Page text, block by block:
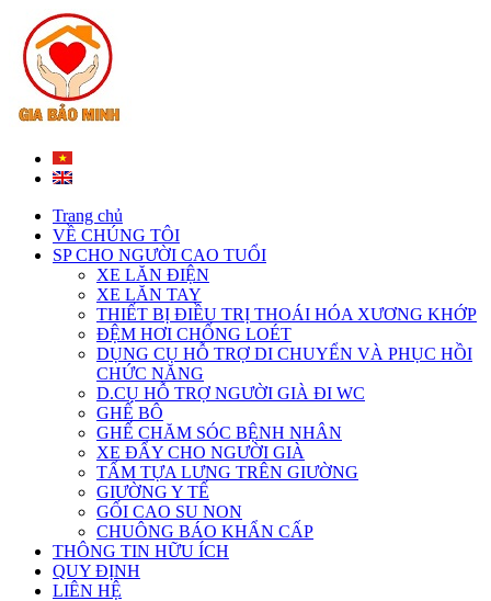
Trang chủ
VỀ CHÚNG TÔI
SP CHO NGƯỜI CAO TUỔI
XE LĂN ĐIỆN
XE LĂN TAY
THIẾT BỊ ĐIỀU TRỊ THOÁI HÓA XƯƠNG KHỚP
ĐỆM HƠI CHỐNG LOÉT
DỤNG CỤ HỖ TRỢ DI CHUYỂN VÀ PHỤC HỒI
CHỨC NĂNG
D.CỤ HỖ TRỢ NGƯỜI GIÀ ĐI WC
GHẾ BÔ
GHẾ CHĂM SÓC BỆNH NHÂN
XE ĐẨY CHO NGƯỜI GIÀ
TẤM TỰA LƯNG TRÊN GIƯỜNG
GIƯỜNG Y TẾ
GỐI CAO SU NON
CHUÔNG BÁO KHẨN CẤP
THÔNG TIN HỮU ÍCH
QUY ĐỊNH
LIÊN HỆ